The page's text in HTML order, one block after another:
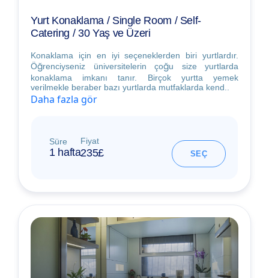
Yurt Konaklama / Single Room / Self-
Catering / 30 Yaş ve Üzeri
Konaklama için en iyi seçeneklerden biri yurtlardır.
Öğrenciyseniz üniversitelerin çoğu size yurtlarda
konaklama imkanı tanır. Birçok yurtta yemek
verilmekle beraber bazı yurtlarda mutfaklarda kend..
Daha fazla gör
Süre
1 hafta
Fiyat
235£ SEÇ